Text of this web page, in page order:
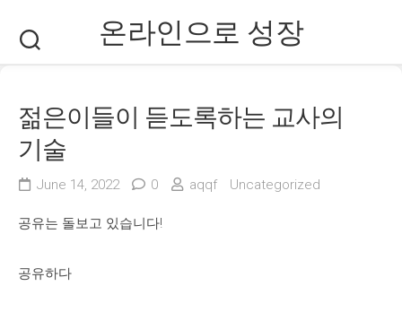
content
온라인으로 성장
젊은이들이 듣도록하는 교사의
기술
June 14, 2022 0 aqqf Uncategorized
공유는 돌보고 있습니다!
공유하다